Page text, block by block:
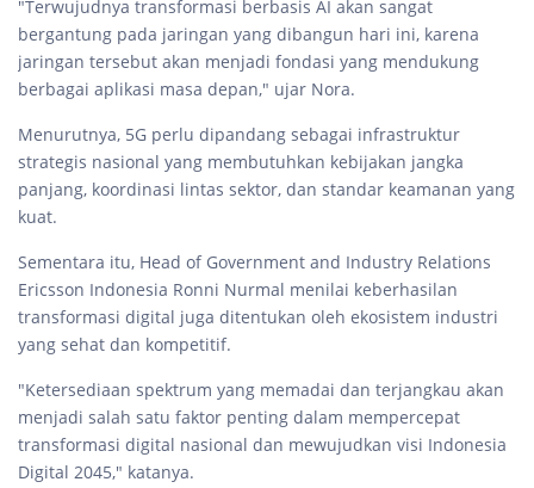
"Terwujudnya transformasi berbasis AI akan sangat
bergantung pada jaringan yang dibangun hari ini, karena
jaringan tersebut akan menjadi fondasi yang mendukung
berbagai aplikasi masa depan," ujar Nora.
Menurutnya, 5G perlu dipandang sebagai infrastruktur
strategis nasional yang membutuhkan kebijakan jangka
panjang, koordinasi lintas sektor, dan standar keamanan yang
kuat.
Sementara itu, Head of Government and Industry Relations
Ericsson Indonesia Ronni Nurmal menilai keberhasilan
transformasi digital juga ditentukan oleh ekosistem industri
yang sehat dan kompetitif.
"Ketersediaan spektrum yang memadai dan terjangkau akan
menjadi salah satu faktor penting dalam mempercepat
transformasi digital nasional dan mewujudkan visi Indonesia
Digital 2045," katanya.